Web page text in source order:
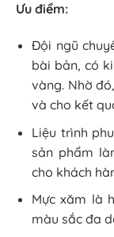
Ưu điểm:
Đội ngũ
bài bản, có
vàng. Nhờ
và cho kết
Liệu trình
sản phẩm
cho khách
Mực xăm là
màu sắc đa